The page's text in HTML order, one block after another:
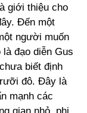
giới thiệu cho
Đến một
người muốn
đạo diễn Gus
biết định
đô. Đây là
mạnh các
gian nhỏ, phi